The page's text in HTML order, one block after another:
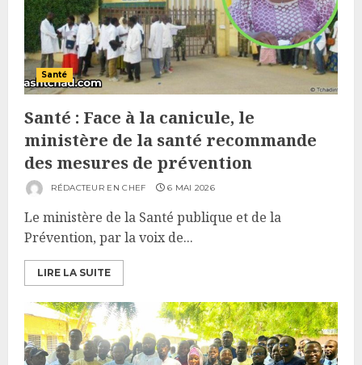
Santé
Santé : Face à la canicule, le
ministère de la santé recommande
des mesures de prévention
RÉDACTEUR EN CHEF 6 MAI 2026
Le ministère de la Santé publique et de la
Prévention, par la voix de...
LIRE LA SUITE